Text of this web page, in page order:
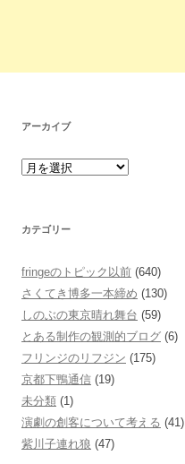
アーカイブ
カテゴリー
fringeのトピック以前 (640)
さくてき博多一本締め (130)
しのぶの東京晴れ舞台 (59)
とある制作の観測的ブログ (6)
フリンジのリフジン (175)
京都下鴨通信 (19)
未分類 (1)
演劇の創客について考える (41)
紫川子連れ狼 (47)